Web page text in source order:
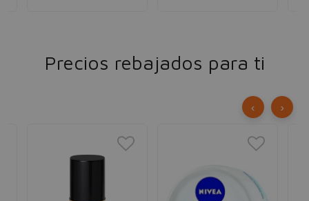
Precios rebajados para ti
‹ ›